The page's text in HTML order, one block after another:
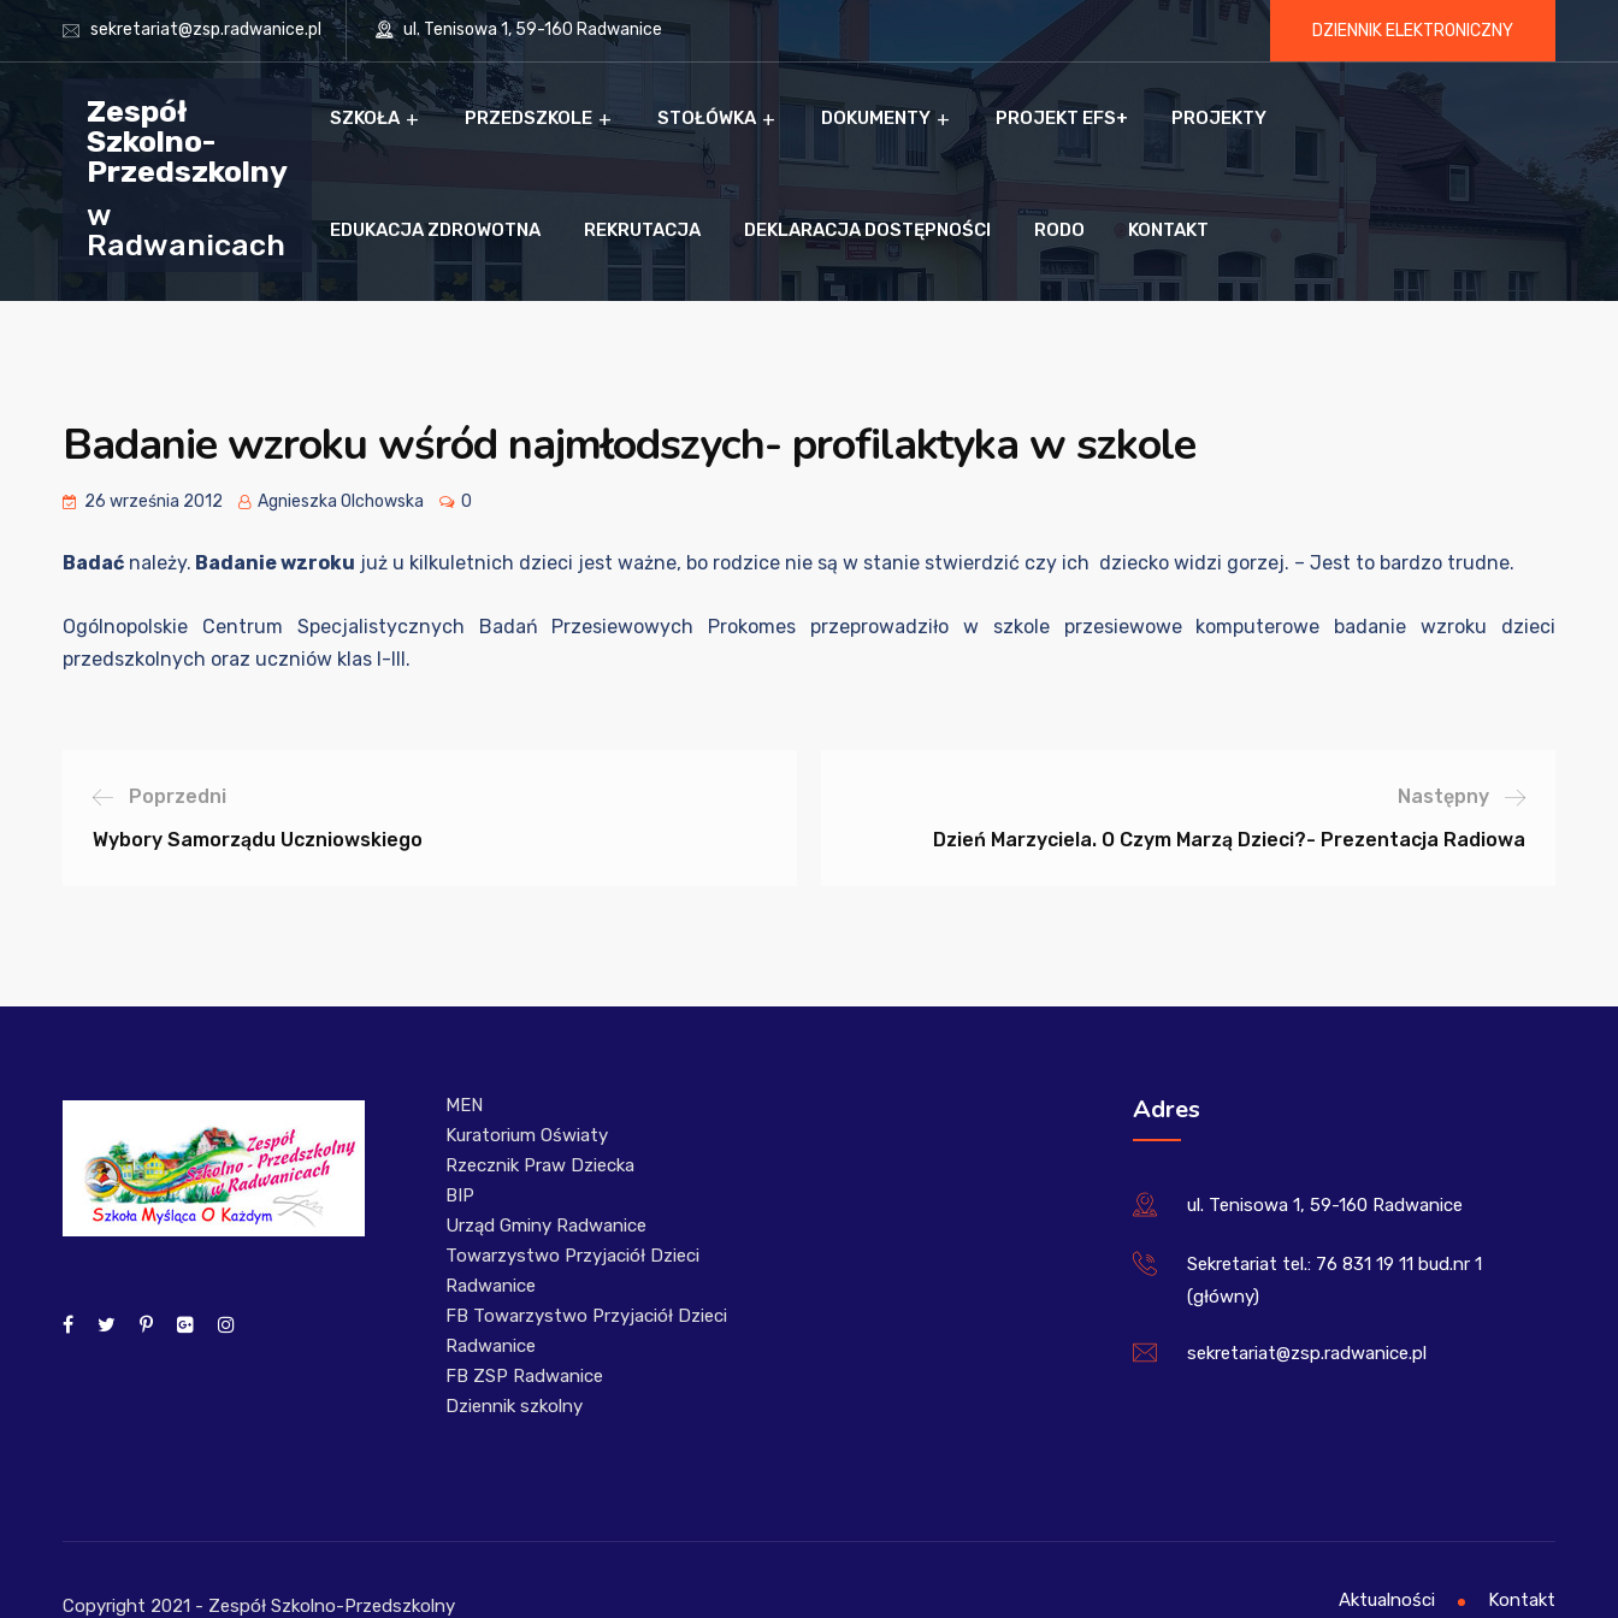
sekretariat@zsp.radwanice.pl ul. Tenisowa 1, 59-160 Radwanice DZIENNIK ELEKTRONICZNY
Zespół
Szkolno-
Przedszkolny
w
Radwanicach
SZKOŁA PRZEDSZKOLE STOŁÓWKA DOKUMENTY PROJEKT EFS+ PROJEKTY
EDUKACJA ZDROWOTNA REKRUTACJA DEKLARACJA DOSTĘPNOŚCI RODO KONTAKT
Badanie wzroku wśród najmłodszych- profilaktyka w szkole
26 września 2012 Agnieszka Olchowska 0
Badać należy. Badaniewzroku już u kilkuletnich dzieci jest ważne, bo rodzice nie są w stanie stwierdzić czy ich dziecko widzi gorzej. – Jest to bardzo trudne.
Ogólnopolskie Centrum Specjalistycznych Badań Przesiewowych Prokomes przeprowadziło w szkole przesiewowe komputerowe badanie wzroku dzieci
przedszkolnych oraz uczniów klas I-III.
Poprzedni
Wybory Samorządu Uczniowskiego
Następny
Dzień Marzyciela. O Czym Marzą Dzieci?- Prezentacja Radiowa
MEN
Kuratorium Oświaty
Rzecznik Praw Dziecka
BIP
Urząd Gminy Radwanice
Towarzystwo Przyjaciół Dzieci
Radwanice
FB Towarzystwo Przyjaciół Dzieci
Radwanice
FB ZSP Radwanice
Dziennik szkolny
Adres
ul. Tenisowa 1, 59-160 Radwanice
Sekretariat tel.: 76 831 19 11 bud.nr 1
(główny)
sekretariat@zsp.radwanice.pl
Copyright 2021 - Zespół Szkolno-Przedszkolny Aktualności Kontakt